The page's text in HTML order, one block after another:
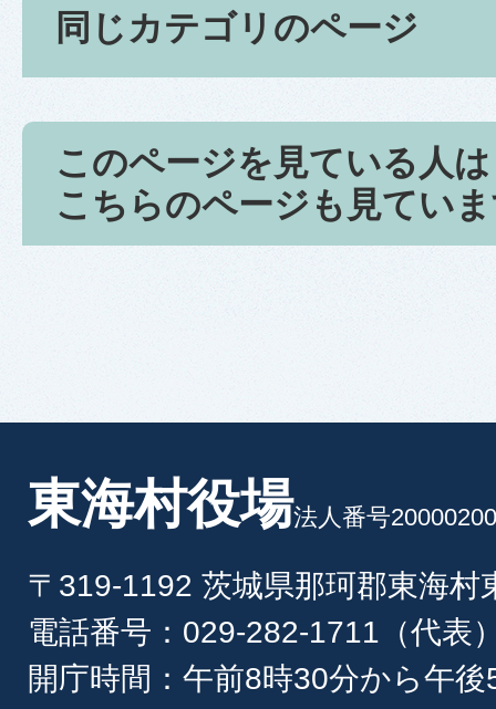
同じカテゴリのページ
このページを見ている人は
こちらのページも見てい
東海村役場法人番号
〒319-1192 茨城県那珂郡東海村
電話番号：029-282-1711（代表
開庁時間：午前8時30分から午